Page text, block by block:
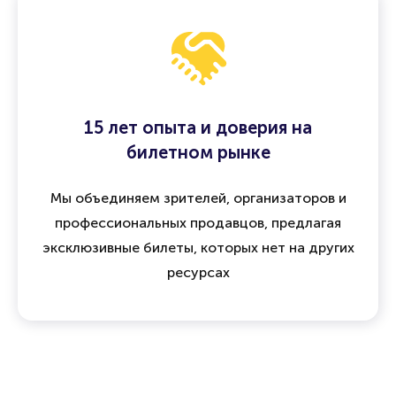
15 лет опыта и доверия на
билетном рынке
Мы объединяем зрителей, организаторов и
профессиональных продавцов, предлагая
эксклюзивные билеты, которых нет на других
ресурсах